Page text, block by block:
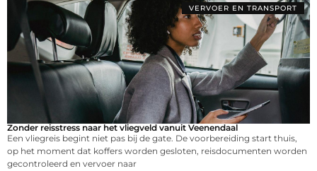
VERVOER EN TRANSPORT
Zonder reisstress naar het vliegveld vanuit Veenendaal
Een vliegreis begint niet pas bij de gate. De voorbereiding start thuis,
op het moment dat koffers worden gesloten, reisdocumenten worden
gecontroleerd en vervoer naar